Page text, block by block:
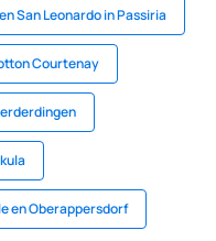
San Leonardo in Passiria
Courtenay
en Oberappersdorf